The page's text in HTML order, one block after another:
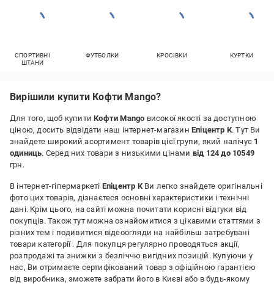
СПОРТИВНІ
ШТАНИ
ФУТБОЛКИ КРОСІВКИ КУРТКИ
Вирішили купити Кофти Mango?
Для того, щоб купитиКофти Mango високої якості за доступною
ціною, досить відвідати наш інтернет-магазин Епіцентр К. Тут Ви
знайдете широкий асортимент товарів цієї групи, який налічує 1
одиниць. Серед них товари з низькими цінами від 124 до 10549
грн.
В інтернет-гіпермаркеті Епіцентр КВи легко знайдете оригінальні
фото цих товарів, дізнаєтеся основні характеристики і технічні
дані. Крім цього, на сайті можна почитати корисні відгуки від
покупців. Також тут можна ознайомитися з цікавими статтями з
різних тем і подивитися відеоогляди на найбільш затребувані
товари категорії . Для покупця регулярно проводяться акції,
розпродажі та знижки з безліччю вигідних позицій. Купуючи у
нас, Ви отримаєте сертифікований товар з офіційною гарантією
від виробника, зможете забрати його в Києві або в будь-якому